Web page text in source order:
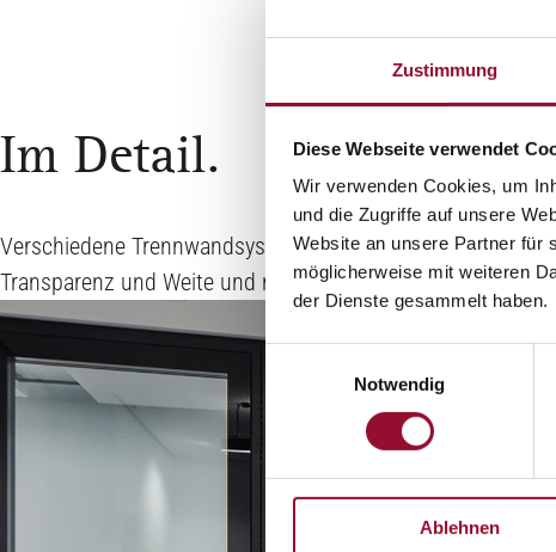
Zustimmung
Diese Webseite verwendet
Wir verwenden Cookies, um
und die Zugriffe auf unsere
Website an unsere Partner für
möglicherweise mit weiteren
der Dienste gesammelt haben.
Notwendig
Ablehnen
Im Detail.
Verschiedene Trennwandsysteme von Strähle öffnen und
Transparenz und Weite und nimmt durch seine gebogene